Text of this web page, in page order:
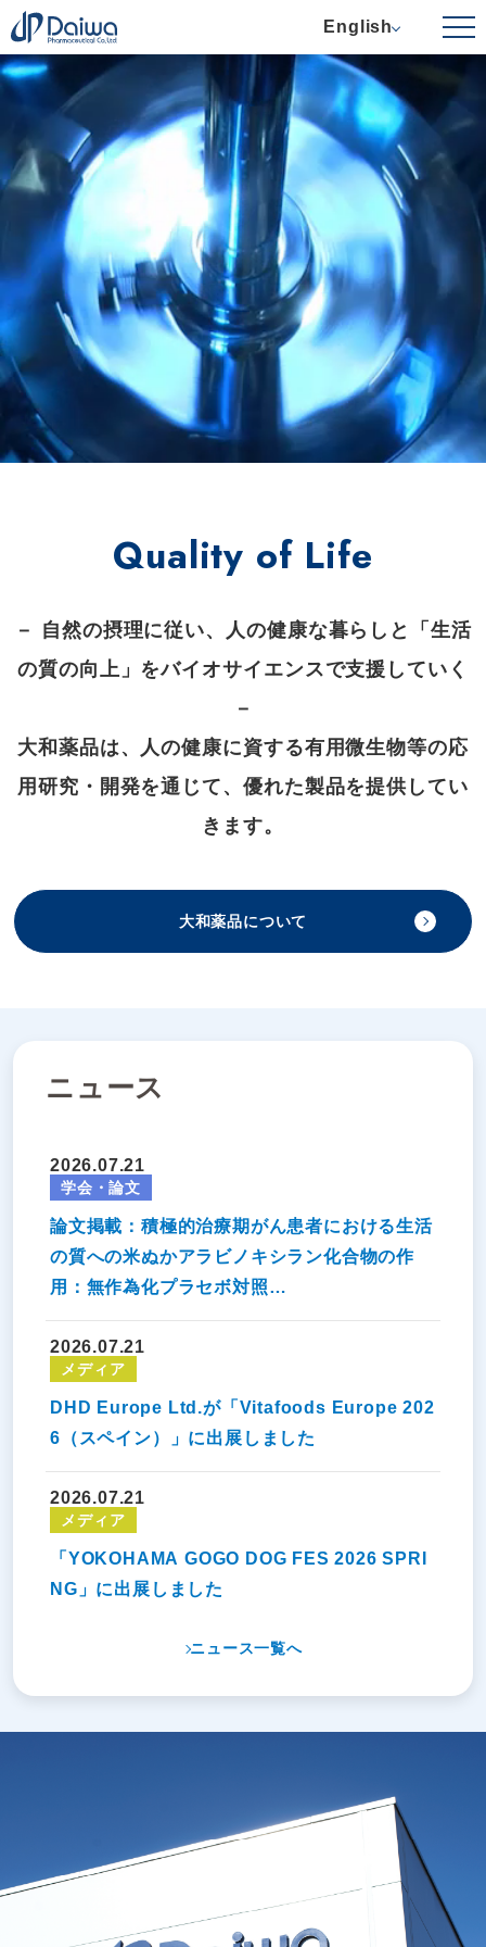
English
Quality of Life
－ 自然の摂理に従い、人の健康な暮らしと「生活
の質の向上」をバイオサイエンスで支援していく
－
大和薬品は、人の健康に資する有用微生物等の応
用研究・開発を通じて、優れた製品を提供してい
きます。
大和薬品について
ニュース
2026.07.21
学会・論文
論文掲載：積極的治療期がん患者における生活
の質への米ぬかアラビノキシラン化合物の作
用：無作為化プラセボ対照…
2026.07.21
メディア
DHD Europe Ltd.が「Vitafoods Europe 202
6（スペイン）」に出展しました
2026.07.21
メディア
「YOKOHAMA GOGO DOG FES 2026 SPRI
NG」に出展しました
ニュース一覧へ